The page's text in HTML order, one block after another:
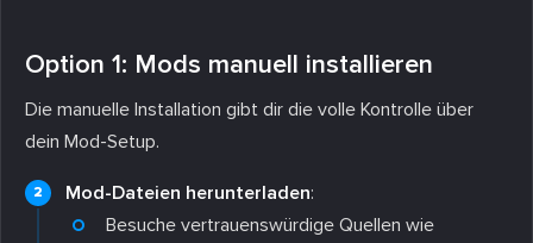
Option 1: Mods manuell installieren
Die manuelle Installation gibt dir die volle Kontrolle über
dein Mod-Setup.
Mod-Dateien herunterladen:
Besuche vertrauenswürdige Quellen wie